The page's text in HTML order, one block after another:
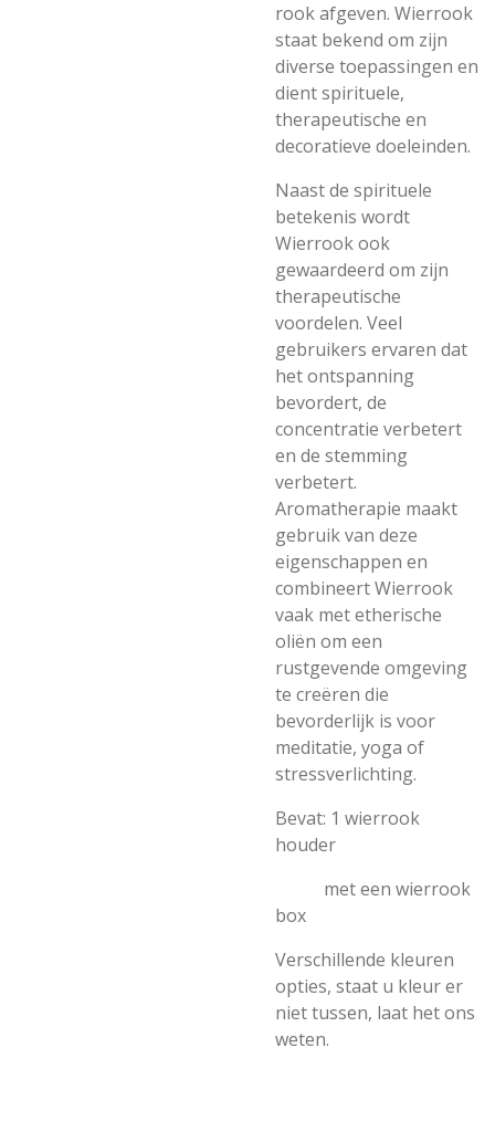
rook afgeven. Wierrook
staat bekend om zijn
diverse toepassingen en
dient spirituele,
therapeutische en
decoratieve doeleinden.
Naast de spirituele
betekenis wordt
Wierrook ook
gewaardeerd om zijn
therapeutische
voordelen. Veel
gebruikers ervaren dat
het ontspanning
bevordert, de
concentratie verbetert
en de stemming
verbetert.
Aromatherapie maakt
gebruik van deze
eigenschappen en
combineert Wierrook
vaak met etherische
oliën om een ​​
rustgevende omgeving
te creëren die
bevorderlijk is voor
meditatie, yoga of
stressverlichting.
Bevat: 1 wierrook
houder
met een wierrook
box
Verschillende kleuren
opties, staat u kleur er
niet tussen, laat het ons
weten.